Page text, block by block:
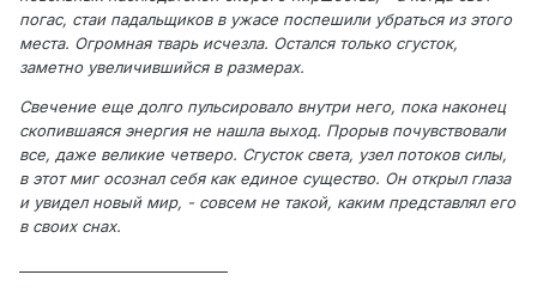
погас, стаи падальщиков в ужасе поспешили убраться из этого
места. Огромная тварь исчезла. Остался только сгусток,
заметно увеличившийся в размерах.
Свечение еще долго пульсировало внутри него, пока наконец
скопившаяся энергия не нашла выход. Прорыв почувствовали
все, даже великие четверо. Сгусток света, узел потоков силы,
в этот миг осознал себя как единое существо. Он открыл глаза
и увидел новый мир, - совсем не такой, каким представлял его
в своих снах.